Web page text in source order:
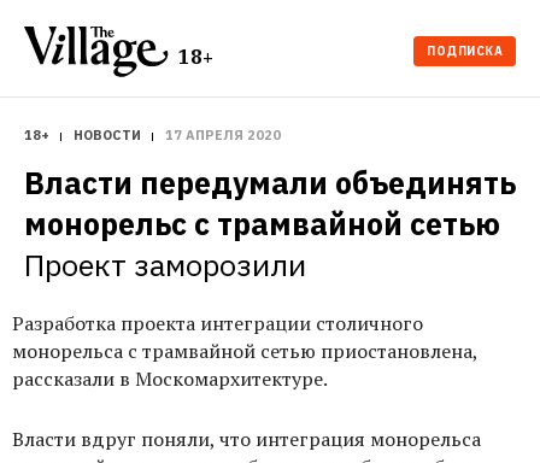
18+ ПОДПИСКА
18+ НОВОСТИ 17 АПРЕЛЯ 2020
Власти передумали объединять
монорельс с трамвайной сетью
Проект заморозили
Разработка проекта интеграции столичного
монорельса с трамвайной сетью приостановлена,
рассказали в Москомархитектуре.
Власти вдруг поняли, что интеграция монорельса